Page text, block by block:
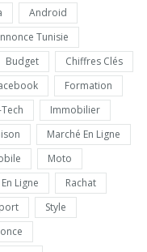
Android
Tunisie
Budget
Chiffres Clés
Formation
Immobilier
Marché En Ligne
Moto
Ligne
Rachat
Style